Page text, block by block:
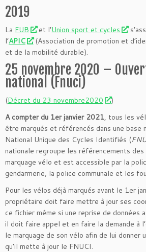
2019
La FUB et l’Union sport et cycles
l’APIC
(Association de promotion et
et de la mobilité durable).
25 novembre 2020 –
national (Fnuci)
(Décret du 23 novembre2020
)
A compter du 1er janvier 2021, tous les
être marqués et référencés dans une base
National Unique des Cycles Identifiés (
nationale regroupe les référencements
marquage vélo et est accessible par la
gendarmerie, la police communale et les
Pour les vélos déjà marqués avant le 1er
propriétaire doit faire mettre à jour ses
ce fichier même si une reprise de données
il doit faire appel et en faire la demande à
le marquage de son vélo afin de lui donner
qu’il mette à jour le FNUCI.